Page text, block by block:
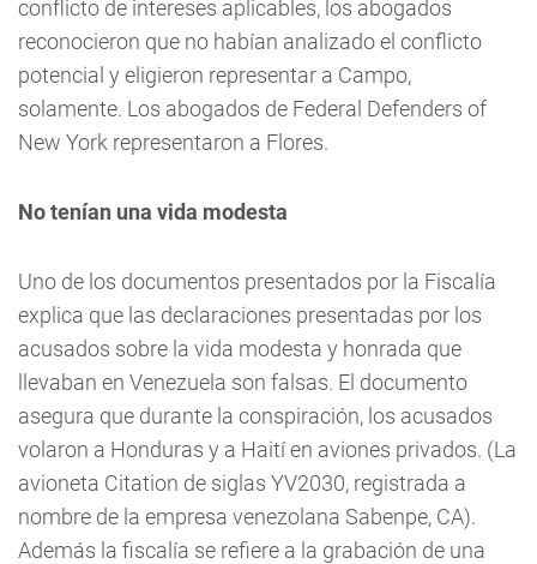
conflicto de intereses aplicables, los abogados
reconocieron que no habían analizado el conflicto
potencial y eligieron representar a Campo,
solamente. Los abogados de Federal Defenders of
New York representaron a Flores.
No tenían una vida modesta
Uno de los documentos presentados por la Fiscalía
explica que las declaraciones presentadas por los
acusados sobre la vida modesta y honrada que
llevaban en Venezuela son falsas. El documento
asegura que durante la conspiración, los acusados
volaron a Honduras y a Haití en aviones privados. (La
avioneta Citation de siglas YV2030, registrada a
nombre de la empresa venezolana Sabenpe, CA).
Además la fiscalía se refiere a la grabación de una